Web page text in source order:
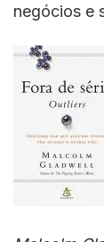
negócios e